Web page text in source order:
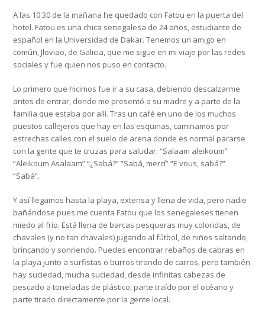
A las 10.30 de la mañana he quedado con Fatou en la puerta del
hotel. Fatou es una chica senegalesa de 24 años, estudiante de
español en la Universidad de Dakar. Tenemos un amigo en
común, Jloviao, de Galicia, que me sigue en mi viaje por las redes
sociales y fue quien nos puso en contacto.
Lo primero que hicimos fue ir a su casa, debiendo descalzarme
antes de entrar, donde me presentó a su madre y a parte de la
familia que estaba por allí. Tras un café en uno de los muchos
puestos callejeros que hay en las esquinas, caminamos por
estrechas calles con el suelo de arena donde es normal pararse
con la gente que te cruzas para saludar: “Salaam aleikoum”
“Aleikoum Asalaam” “¿Sabá?” “Sabá, mercí” “E vous, sabá?”
“Sabá”.
Y así llegamos hasta la playa, extensa y llena de vida, pero nadie
bañándose pues me cuenta Fatou que los senegaleses tienen
miedo al frío. Está llena de barcas pesqueras muy coloridas, de
chavales (y no tan chavales) jugando al fútbol, de niños saltando,
brincando y sonriendo. Puedes encontrar rebaños de cabras en
la playa junto a surfistas o burros tirando de carros, pero también
hay suciedad, mucha suciedad, desde infinitas cabezas de
pescado a toneladas de plástico, parte traído por el océano y
parte tirado directamente por la gente local.